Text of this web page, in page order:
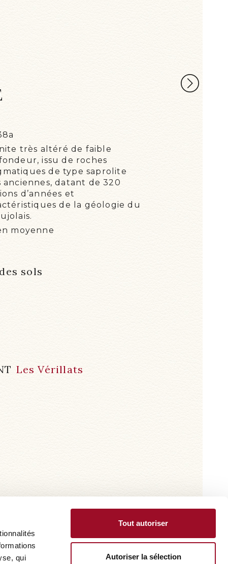
qui
Tout autoriser
Autoriser la sélection
très altéré de faible
issu de roches
de type saprolite
anciennes, datant de 320
d’années et
de la géologie du
moyenne
sols
Les Vérillats